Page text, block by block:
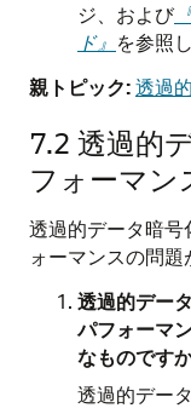
ジ、および
ド』 を参照
親トピック:透過
7.2 透過的
フォーマン
透過的データ暗号
ォーマンスの問題
透過的デー
パフォーマ
なものですか
透過的デー